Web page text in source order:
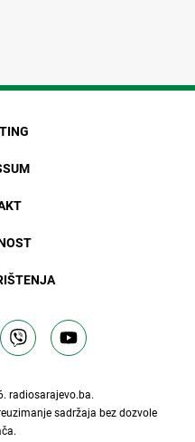
radiosarajevo.ba.
sadržaja bez dozvole